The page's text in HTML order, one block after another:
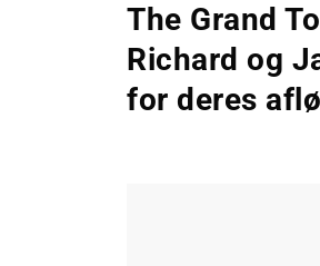
The Grand
Richard og
for deres